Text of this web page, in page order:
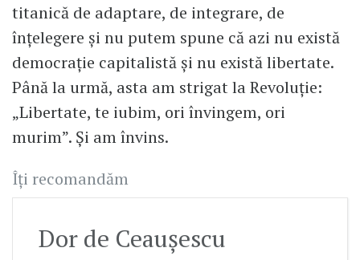
titanică de adaptare, de integrare, de
înțelegere și nu putem spune că azi nu există
democrație capitalistă și nu există libertate.
Până la urmă, asta am strigat la Revoluție:
„Libertate, te iubim, ori învingem, ori
murim”. Și am învins.
Îți recomandăm
Dor de Ceaușescu